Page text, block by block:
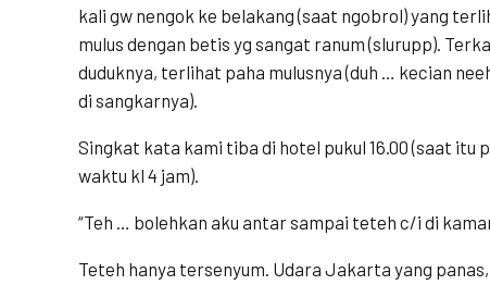
kali gw nengok ke belakang (saat ngobrol) yang
mulus dengan betis yg sangat ranum (slurupp).
duduknya, terlihat paha mulusnya (duh … kecian
di sangkarnya).
Singkat kata kami tiba di hotel pukul 16.00 (saat
waktu kl 4 jam).
“Teh … bolehkan aku antar sampai teteh c/i di
Teteh hanya tersenyum. Udara Jakarta yang